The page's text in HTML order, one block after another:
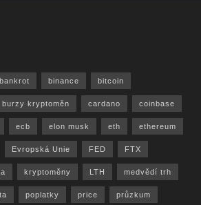
bankrot binance bitcoin
burzy kryptoměn cardano coinbase
ecb elon musk eth ethereum
Evropská Unie FED FTX
kryptoměny LTH medvědí trh
poplatky price průzkum